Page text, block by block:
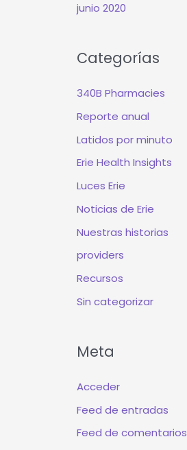
junio 2020
Categorías
340B Pharmacies
Reporte anual
Latidos por minuto
Erie Health Insights
Luces Erie
Noticias de Erie
Nuestras historias
providers
Recursos
Sin categorizar
Meta
Acceder
Feed de entradas
Feed de comentarios